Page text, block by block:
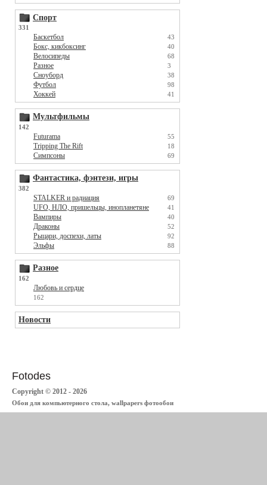
Спорт
331
Баскетбол 43
Бокс, кикбоксинг 40
Велосипеды 68
Разное 3
Сноуборд 38
Футбол 98
Хоккей 41
Мультфильмы
142
Futurama 55
Tripping The Rift 18
Симпсоны 69
Фантастика, фэнтези, игры
382
STALKER и радиация 69
UFO, НЛО, пришельцы, инопланетяне 41
Вампиры 40
Драконы 52
Рыцари, доспехи, латы 92
Эльфы 88
Разное
162
Любовь и сердце
162
Новости
Fotodes
Copyright © 2012 - 2026
Обои для компьютерного стола, wallpapers фотообои